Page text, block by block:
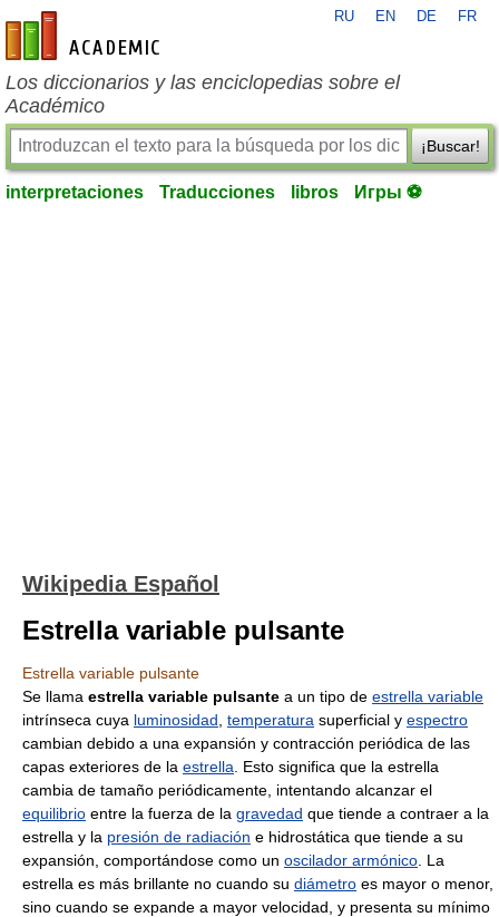
es-academic.com
RU EN DE FR
Los diccionarios y las enciclopedias sobre el
Académico
¡Buscar!
interpretaciones Traducciones libros Игры ⚽
Wikipedia Español
Estrella variable pulsante
Estrella variable pulsante
Se llama estrella variable pulsante a un tipo de estrella variable
intrínseca cuya luminosidad temperatura superficial y espectro
cambian debido a una expansión y contracción periódica de las
capas exteriores de la estrella . Esto significa que la estrella
cambia de tamaño periódicamente, intentando alcanzar el
equilibrio entre la fuerza de la gravedad que tiende a contraer a la
estrella y la presión de radiación e hidrostática que tiende a su
expansión, comportándose como un oscilador armónico . La
estrella es más brillante no cuando su diámetro es mayor o menor,
sino cuando se expande a mayor velocidad, y presenta su mínimo